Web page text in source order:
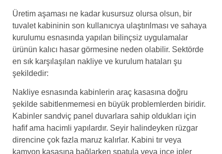
Üretim aşaması ne kadar kusursuz olursa olsun, bir
tuvalet kabininin son kullanıcıya ulaştırılması ve sahaya
kurulumu esnasında yapılan bilinçsiz uygulamalar
ürünün kalıcı hasar görmesine neden olabilir. Sektörde
en sık karşılaşılan nakliye ve kurulum hataları şu
şekildedir:
Nakliye esnasında kabinlerin araç kasasına doğru
şekilde sabitlenmemesi en büyük problemlerden biridir.
Kabinler sandviç panel duvarlara sahip oldukları için
hafif ama hacimli yapılardır. Seyir halindeyken rüzgar
direncine çok fazla maruz kalırlar. Kabini tır veya
kamyon kasasına bağlarken spatula veya ince ipler